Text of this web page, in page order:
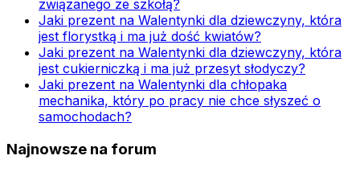
związanego ze szkołą?
Jaki prezent na Walentynki dla dziewczyny, która
jest florystką i ma już dość kwiatów?
Jaki prezent na Walentynki dla dziewczyny, która
jest cukierniczką i ma już przesyt słodyczy?
Jaki prezent na Walentynki dla chłopaka
mechanika, który po pracy nie chce słyszeć o
samochodach?
Najnowsze na forum